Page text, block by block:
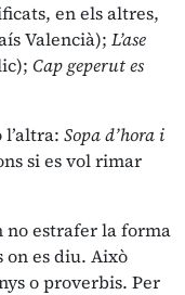
en els altres,
Valencià); L’ase
Cap geperut es
Sopa d’hora i
si es vol rimar
estrafer la forma
on es diu. Això
o proverbis. Per